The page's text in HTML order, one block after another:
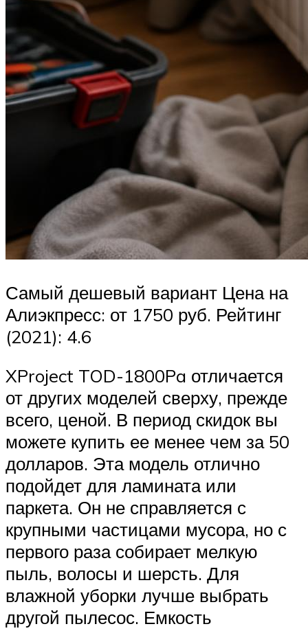
Самый дешевый вариант Цена на
Алиэкпресс: от 1750 руб. Рейтинг
(2021): 4.6
XProject TOD-1800Pa отличается
от других моделей сверху, прежде
всего, ценой. В период скидок вы
можете купить ее менее чем за 50
долларов. Эта модель отлично
подойдет для ламината или
паркета. Он не справляется с
крупными частицами мусора, но с
первого раза собирает мелкую
пыль, волосы и шерсть. Для
влажной уборки лучше выбрать
другой пылесос. Емкость